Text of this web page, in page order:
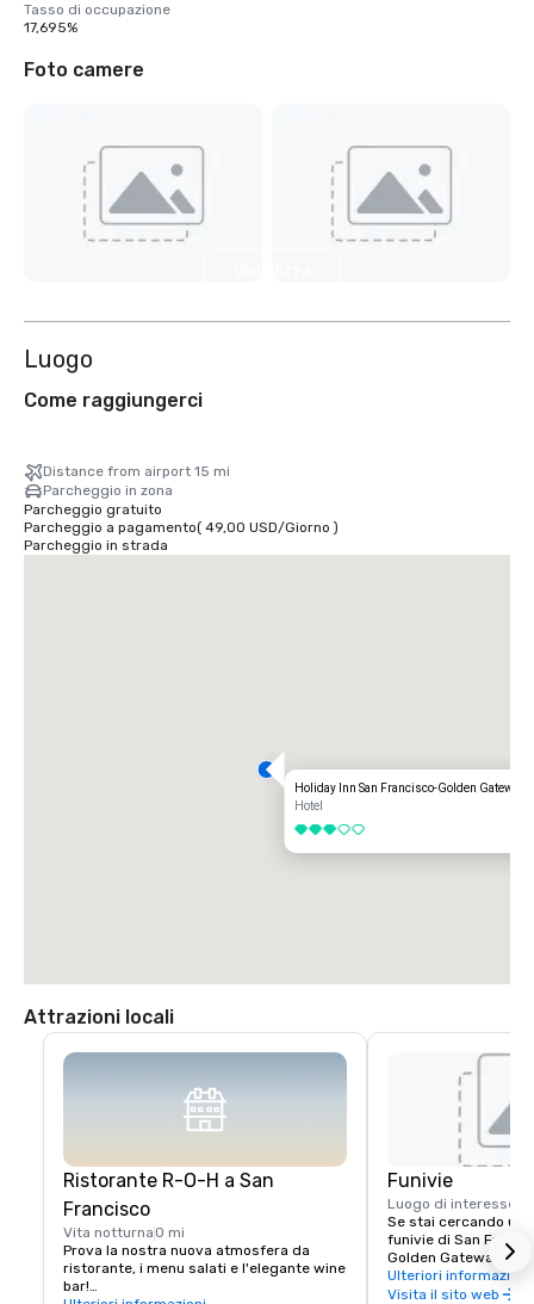
Tasso di occupazione
17,695%
Foto camere
Luogo
Come raggiungerci
Distance from airport 15 mi
Parcheggio in zona
Parcheggio gratuito
Parcheggio a pagamento( 49,00 USD/Giorno )
Parcheggio in strada
Holiday Inn San Francisco-Golden Gateway
Hotel
3 su 5
Attrazioni locali
Ristorante R-O-H a San
Francisco
Vita notturna 0 mi
Prova la nostra nuova atmosfera da
ristorante, i menu salati e l'elegante wine
bar!
Funivie
Luogo di interesse
Se stai cercando un
funivie di San
Golden Gateway è
passi da California
offrono un facile
Ulteriori informazioni
Visita il sito web